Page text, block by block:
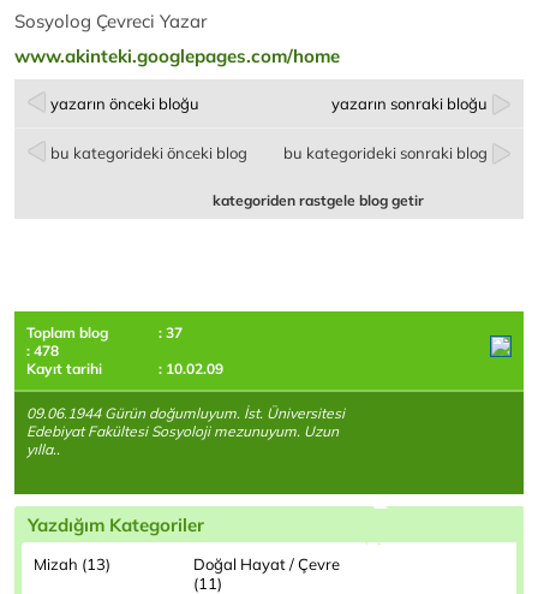
Sosyolog Çevreci Yazar
www.akinteki.googlepages.com/home
yazarın önceki bloğu yazarın sonraki bloğu
bu kategorideki önceki blog bu kategorideki sonraki blog
kategoriden rastgele blog getir
Toplam blog
: 37
: 478
Kayıt tarihi
: 10.02.09
09.06.1944 Gürün doğumluyum. İst. Üniversitesi
Edebiyat Fakültesi Sosyoloji mezunuyum. Uzun
yılla..
Yazdığım Kategoriler
Mizah (13) Doğal Hayat / Çevre
(11)